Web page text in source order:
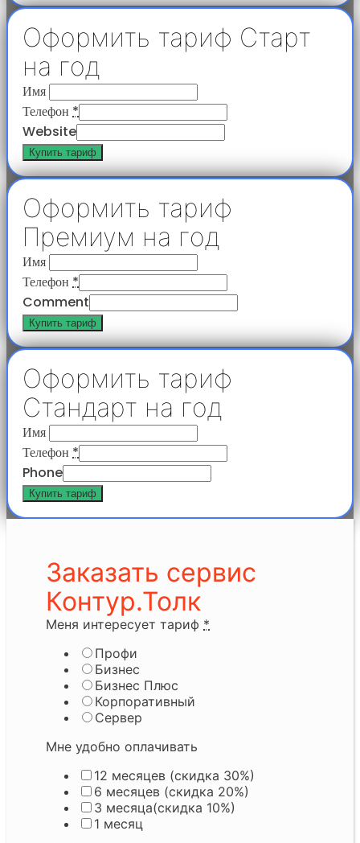
Оформить тариф Старт
на год
Имя
Телефон *
Website
Купить тариф
Оформить тариф
Премиум на год
Имя
Телефон *
Comment
Купить тариф
Оформить тариф
Стандарт на год
Имя
Телефон *
Phone
Купить тариф
Заказать сервис
Контур.Толк
Меня интересует тариф *
Профи
Бизнес
Бизнес Плюс
Корпоративный
Сервер
Мне удобно оплачивать
12 месяцев (скидка 30%)
6 месяцев (скидка 20%)
3 месяца(скидка 10%)
1 месяц